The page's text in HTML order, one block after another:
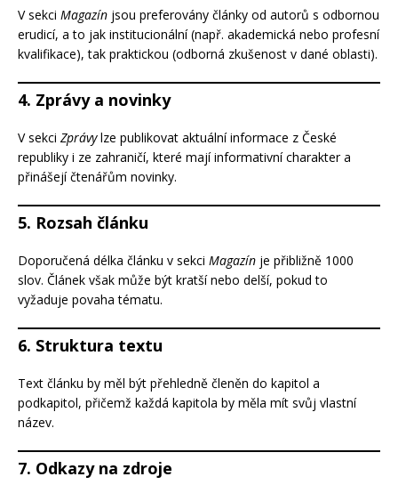
V sekci Magazín jsou preferovány články od autorů s odbornou
erudicí, a to jak institucionální (např. akademická nebo profesní
kvalifikace), tak praktickou (odborná zkušenost v dané oblasti).
4. Zprávy a novinky
V sekci Zprávylze publikovat aktuální informace z České
republiky i ze zahraničí, které mají informativní charakter a
přinášejí čtenářům novinky.
5. Rozsah článku
Doporučená délka článku v sekci Magazín je přibližně 1000
slov. Článek však může být kratší nebo delší, pokud to
vyžaduje povaha tématu.
6. Struktura textu
Text článku by měl být přehledně členěn do kapitol a
podkapitol, přičemž každá kapitola by měla mít svůj vlastní
název.
7. Odkazy na zdroje